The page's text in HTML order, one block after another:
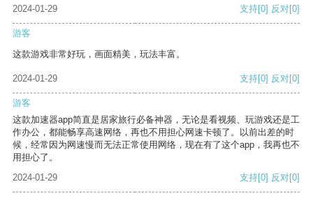
2024-01-29 支持[0] 反对[0]
游客
这款游戏非常好玩，画面精美，玩法丰富。
2024-01-29 支持[0] 反对[0]
游客
这款加速器app简直是居家旅行必备神器，无论是看视频、玩游戏还是工
作办公，都能畅享高速网络，再也不用担心网速卡顿了。以前出差的时
候，经常因为网速慢而无法正常使用网络，现在有了这个app，我再也不
用担心了。
2024-01-29
支持[0] 反对[0]